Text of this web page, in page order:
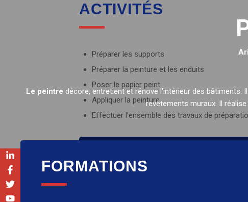
Le peintre décore, entretient et rénove l’intérieur des
revêtements muraux. Il
FORMATIONS
ACTIVITÉS
Préparer les supports
Préparer la peinture et les enduits
Poser le papier peint
Appliquer la peinture
Effectuer l’ensemble des travaux de
LES